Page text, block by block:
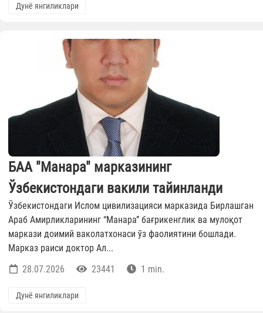
Дунё янгиликлари
БАА "Манара" марказининг
Ўзбекистондаги вакили тайинланди
Ўзбекистондаги Ислом цивилизацияси марказида Бирлашган
Араб Амирликларининг “Манара” бағрикенглик ва мулоқот
маркази доимий ваколатхонаси ўз фаолиятини бошлади.
Марказ раиси доктор Ал...
28.07.2026
23441 1 min.
Дунё янгиликлари